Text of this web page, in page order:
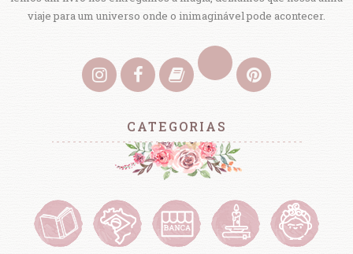
viaje para um universo onde o inimaginável pode acontecer.
CATEGORIAS